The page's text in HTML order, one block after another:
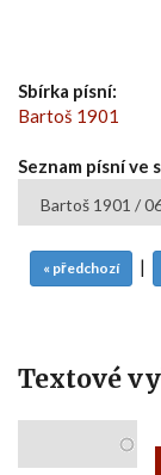
Sbírka písní:
Bartoš 1901
Seznam písní ve
« předchozí |
Textové